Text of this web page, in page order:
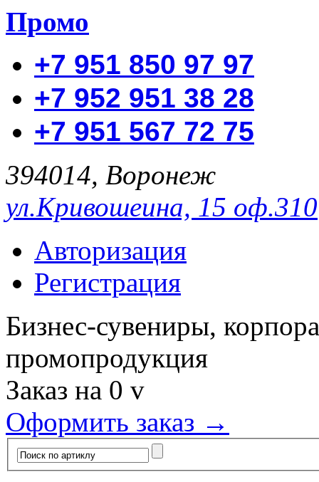
Промо
+7 951 850 97 97
+7 952 951 38 28
+7 951 567 72 75
394014, Воронеж
ул.Кривошеина, 15 оф.310
Авторизация
Регистрация
Бизнес-сувениры,
промопродукция
Заказ на 0 v
Оформить заказ →